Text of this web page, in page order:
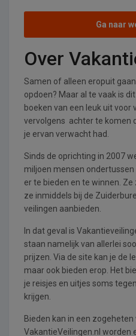
Ga naar
Over
Samen of alleen eropuit
opdoen? Maar al te vaak is
boeken van een leuk uit voor
vervolgens achter te komen
je ervan verwacht had.
Sinds de oprichting in 2007
miljoen mensen
er te bieden en te winnen.
ze inmiddels bij de
veilingen aanbieden.
In dat geval is
staan namelijk van allerlei
prijzen. Via de site kan je de
maar ook bieden erop. Het
je reisjes en uitjes soms
krijgen.
Bieden kan in een zogeheten
VakantieVeilingen.nl worden